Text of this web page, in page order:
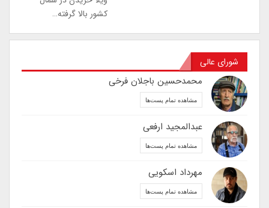
کشور بالا گرفته…
شورای عالی
محمدحسین باجلان فرخی
مشاهده تمام پست‌ها
عبدالمجید ارفعی
مشاهده تمام پست‌ها
مهرداد اسکویی
مشاهده تمام پست‌ها